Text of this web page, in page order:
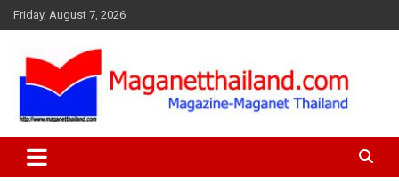
Skip
to
Friday, August 7, 2026